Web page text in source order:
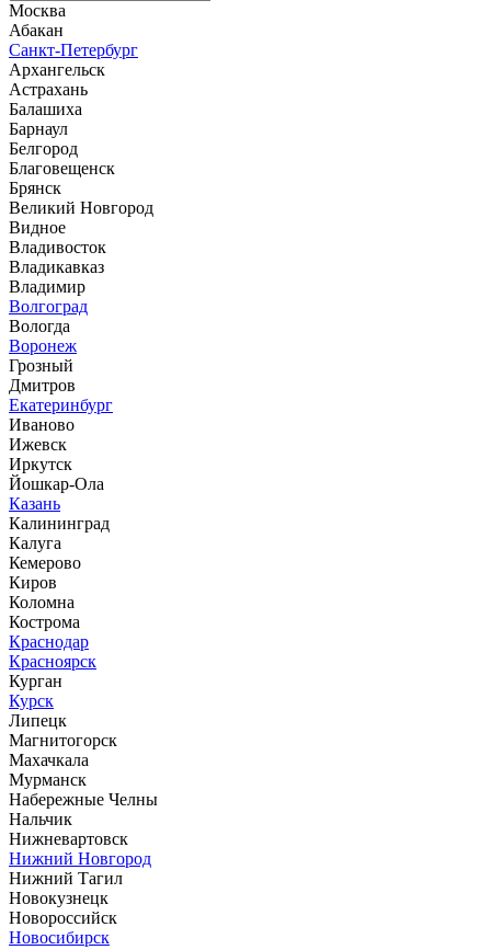
Москва
Абакан
Санкт-Петербург
Архангельск
Астрахань
Балашиха
Барнаул
Белгород
Благовещенск
Брянск
Великий Новгород
Видное
Владивосток
Владикавказ
Владимир
Волгоград
Вологда
Воронеж
Грозный
Дмитров
Екатеринбург
Иваново
Ижевск
Иркутск
Йошкар-Ола
Казань
Калининград
Калуга
Кемерово
Киров
Коломна
Кострома
Краснодар
Красноярск
Курган
Курск
Липецк
Магнитогорск
Махачкала
Мурманск
Набережные Челны
Нальчик
Нижневартовск
Нижний Новгород
Нижний Тагил
Новокузнецк
Новороссийск
Новосибирск